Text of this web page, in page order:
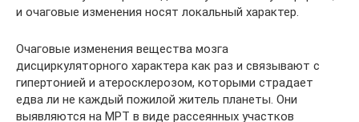
и очаговые изменения носят локальный характер.
Очаговые изменения вещества мозга
дисциркуляторного характера как раз и связывают с
гипертонией и атеросклерозом, которыми страдает
едва ли не каждый пожилой житель планеты. Они
выявляются на МРТ в виде рассеянных участков